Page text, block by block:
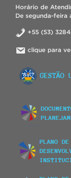
Horário de
De segunda-feira
+55 (53)
clique para